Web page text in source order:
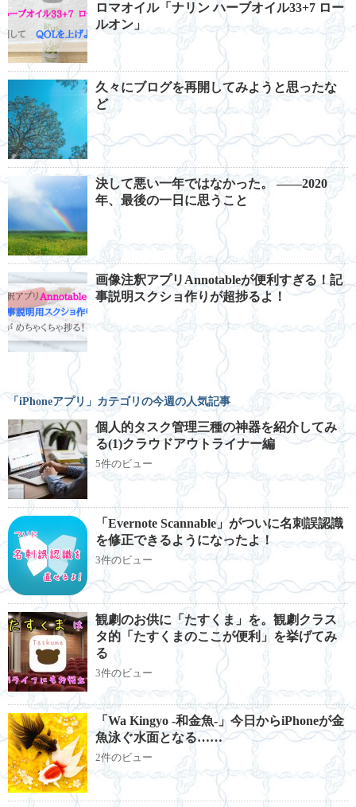
ロマオイル「ナリン ハーブオイル33+7 ロー
ルオン」
久々にブログを再開してみようと思ったな
ど
決して悪い一年ではなかった。 ――2020
年、最後の一日に思うこと
画像注釈アプリAnnotableが便利すぎる！記
事説明スクショ作りが超捗るよ！
「iPhoneアプリ」カテゴリの今週の人気記事
個人的タスク管理三種の神器を紹介してみ
る(1)クラウドアウトライナー編
5件のビュー
「Evernote Scannable」がついに名刺誤認識
を修正できるようになったよ！
3件のビュー
観劇のお供に「たすくま」を。観劇クラス
タ的「たすくまのここが便利」を挙げてみ
る
3件のビュー
「Wa Kingyo -和金魚-」今日からiPhoneが金
魚泳ぐ水面となる……
2件のビュー